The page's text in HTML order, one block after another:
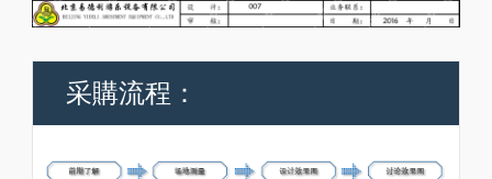
采購流程：